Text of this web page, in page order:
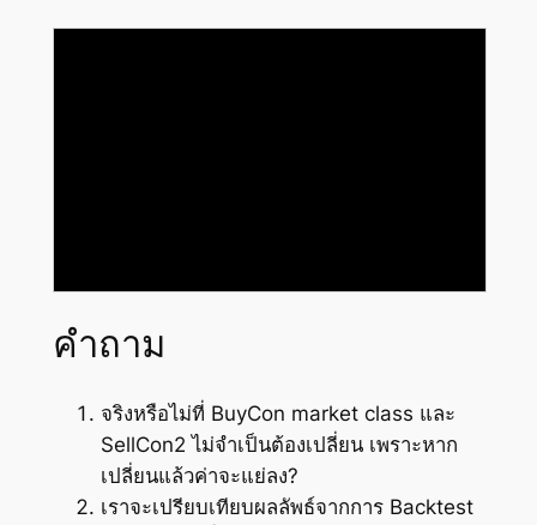
คำถาม
จริงหรือไม่ที่ BuyCon market class และ
SellCon2 ไม่จำเป็นต้องเปลี่ยน เพราะหาก
เปลี่ยนแล้วค่าจะแย่ลง?
เราจะเปรียบเทียบผลลัพธ์จากการ Backtest